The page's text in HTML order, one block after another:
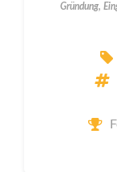
Gründung,